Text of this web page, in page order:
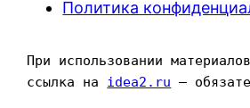
Политика
При использовании
ссылка на idea2.ru —